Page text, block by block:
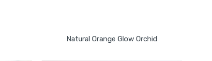
Natural Orange Glow Orchid